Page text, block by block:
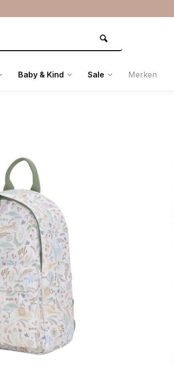
Baby & Kind Sale Merken